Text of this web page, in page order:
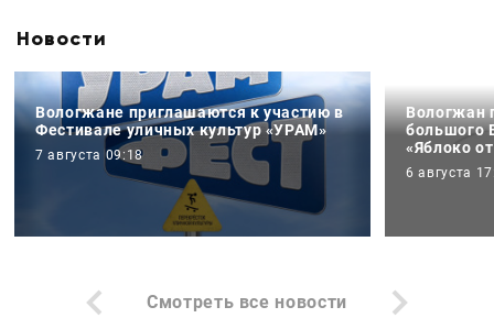
Новости
Вологжане приглашаются к участию в
Фестивале уличных культур «УРАМ»
7 августа 09:18
Вологжан
большого
«Яблоко
6 августа
Смотреть все новости